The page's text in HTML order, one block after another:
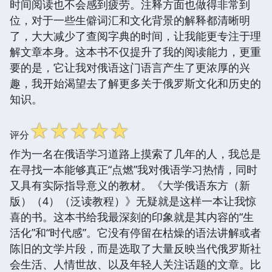
时间阅读也不会感到疲劳。注释方面也做得非常到
位，对于一些生僻词汇和文化背景的解释都清晰明
了，大大减少了查阅字典的时间，让我能更专注于理
解文章本身。这本书不仅提升了我的阅读能力，更重
要的是，它让我对俄语这门语言产生了更浓厚的兴
趣，我开始渴望去了解更多关于俄罗斯文化和历史的
知识。
评分☆☆☆☆☆
作为一名在俄语学习道路上摸索了几年的人，我总是
在寻找一本能够真正“点燃”我对俄语学习热情，同时
又具有实际指导意义的教材。《大学俄语东方（新
版）（4）（泛读教程）》无疑就是这样一本让我惊
喜的书。这本书给我最深刻的印象就是其内容的“生
活化”和“时代感”。它没有停留在枯燥的语法讲解或者
陈旧的文学片段，而是选取了大量反映当代俄罗斯社
会生活、人情世故、以及年轻人关注话题的文章。比